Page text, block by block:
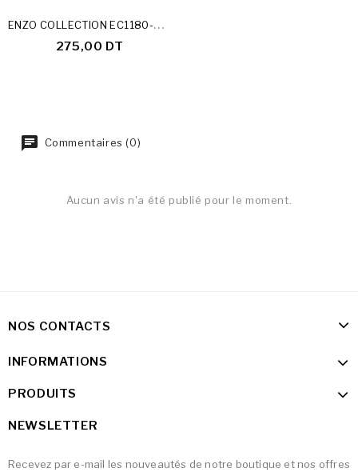
E
NZO COLLECTION EC1180-25-D
275,00 DT
Commentaires (0)
Aucun avis n'a été publié pour le moment.
NOS CONTACTS
INFORMATIONS
PRODUITS
NEWSLETTER
Recevez par e-mail les nouveautés de notre boutique et nos offres